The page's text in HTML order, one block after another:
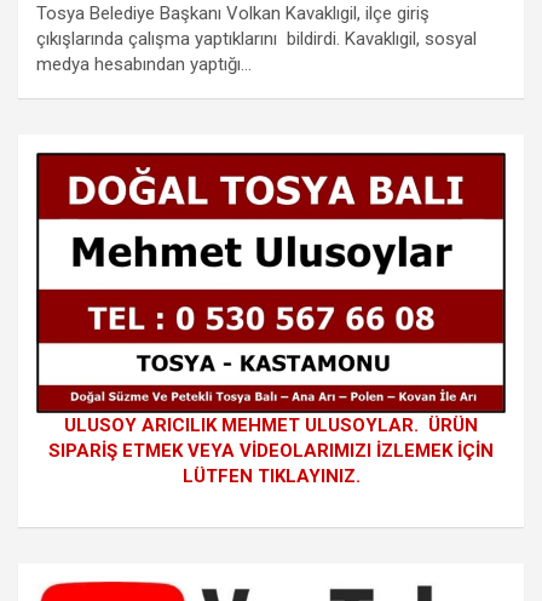
Tosya Belediye Başkanı Volkan Kavaklıgil, ilçe giriş
çıkışlarında çalışma yaptıklarını bildirdi. Kavaklıgil, sosyal
medya hesabından yaptığı…
ULUSOY ARICILIK MEHMET ULUSOYLAR. ÜRÜN
SIPARİŞ ETMEK VEYA VİDEOLARIMIZI İZLEMEK İÇİN
LÜTFEN TIKLAYINIZ.